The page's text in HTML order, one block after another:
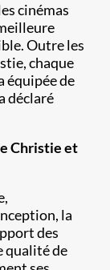
cinémas
Outre les
chaque
équipée de
déclaré
Christie et
la
des
qualité de